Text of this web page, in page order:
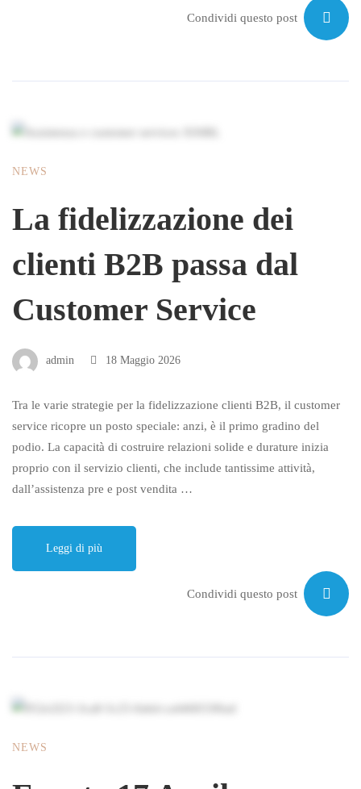
Condividi questo post
NEWS
La fidelizzazione dei
clienti B2B passa dal
Customer Service
admin 18 Maggio 2026
Tra le varie strategie per la fidelizzazione clienti B2B, il customer
service ricopre un posto speciale: anzi, è il primo gradino del
podio. La capacità di costruire relazioni solide e durature inizia
proprio con il servizio clienti, che include tantissime attività,
dall’assistenza pre e post vendita …
Leggi di più
Condividi questo post
NEWS